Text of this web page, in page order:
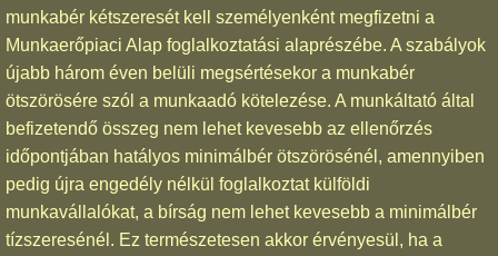
munkabér kétszeresét kell személyenként megfizetni a
Munkaerőpiaci Alap foglalkoztatási alaprészébe. A szabályok
újabb három éven belüli megsértésekor a munkabér
ötszörösére szól a munkaadó kötelezése. A munkáltató által
befizetendő összeg nem lehet kevesebb az ellenőrzés
időpontjában hatályos minimálbér ötszörösénél, amennyiben
pedig újra engedély nélkül foglalkoztat külföldi
munkavállalókat, a bírság nem lehet kevesebb a minimálbér
tízszeresénél. Ez természetesen akkor érvényesül, ha a